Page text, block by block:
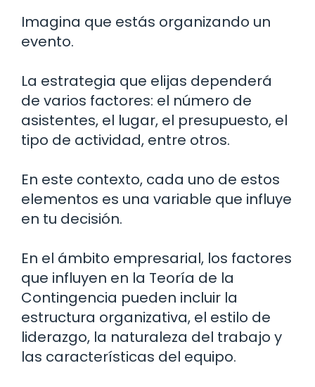
Imagina que estás organizando un
evento.
La estrategia que elijas dependerá
de varios factores: el número de
asistentes, el lugar, el presupuesto, el
tipo de actividad, entre otros.
En este contexto, cada uno de estos
elementos es una variable que influye
en tu decisión.
En el ámbito empresarial, los factores
que influyen en la Teoría de la
Contingencia pueden incluir la
estructura organizativa, el estilo de
liderazgo, la naturaleza del trabajo y
las características del equipo.